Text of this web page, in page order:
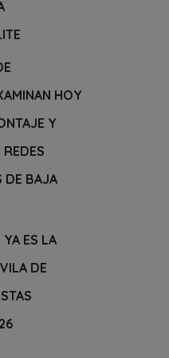
HOY
Y
DE BAJA
ES LA
DE